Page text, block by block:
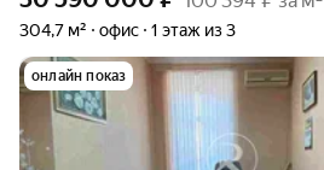
304,7 м² офис 1 этаж из 3
онлайн показ